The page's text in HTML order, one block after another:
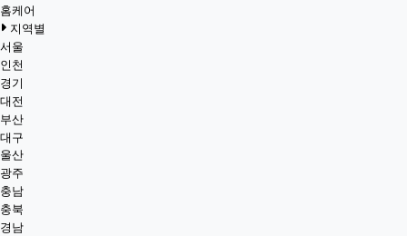
홈케어
지역별
서울
인천
경기
대전
부산
대구
울산
광주
충남
충북
경남